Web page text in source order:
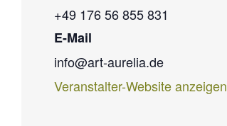
+49 176 56 855 831
E-Mail
info@art-aurelia.de
Veranstalter-Website anzeigen